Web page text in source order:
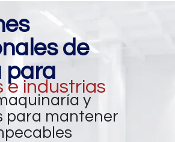
de
para
e industrias
y
para mantener